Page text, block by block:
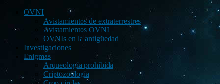
OVNI
Avistamientos de extraterrestres
Avistamientos OVNI
OVNIs en la antigüedad
Investigaciones
Enigmas
Arqueología prohibida
Criptozoología